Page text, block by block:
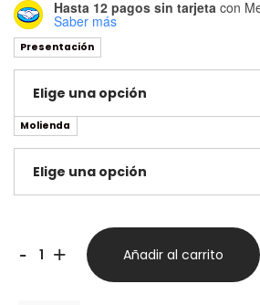
Hasta 12 pagos sin tarjeta con
Saber más
Presentación
Molienda
-Costa+ Añadir al carrito